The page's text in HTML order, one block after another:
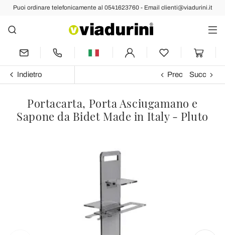
Puoi ordinare telefonicamente al 0541623760 - Email clienti@viadurini.it
Indietro Prec Succ
Portacarta, Porta Asciugamano e
Sapone da Bidet Made in Italy - Pluto